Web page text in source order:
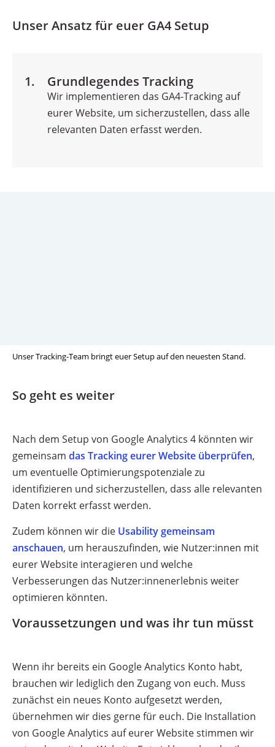
Unser Ansatz für euer GA4 Setup
1. Grundlegendes Tracking
Wir implementieren das GA4-Tracking auf
eurer Website, um sicherzustellen, dass alle
relevanten Daten erfasst werden.
Unser Tracking-Team bringt euer Setup auf den neuesten Stand.
So geht es weiter
Nach dem Setup von Google Analytics 4 könnten wir
gemeinsam das Tracking eurer Website überprüfen,
um eventuelle Optimierungspotenziale zu
identifizieren und sicherzustellen, dass alle relevanten
Daten korrekt erfasst werden.
Zudem können wir die Usability gemeinsam
anschauen, um herauszufinden, wie Nutzer:innen mit
eurer Website interagieren und welche
Verbesserungen das Nutzer:innenerlebnis weiter
optimieren könnten.
Voraussetzungen und was ihr tun müsst
Wenn ihr bereits ein Google Analytics Konto habt,
brauchen wir lediglich den Zugang von euch. Muss
zunächst ein neues Konto aufgesetzt werden,
übernehmen wir dies gerne für euch. Die Installation
von Google Analytics auf eurer Website stimmen wir